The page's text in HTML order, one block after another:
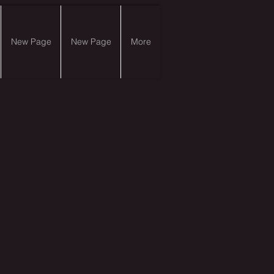
New Page New Page More